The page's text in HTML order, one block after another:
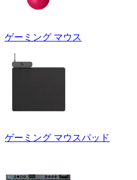
ゲーミング マウス
ゲーミング マウスパッド